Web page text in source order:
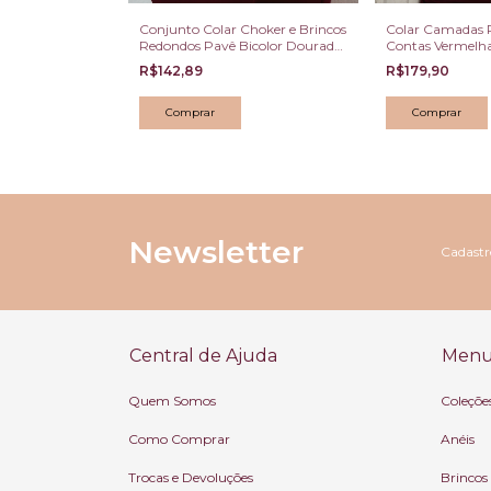
Conjunto Colar Choker e Brincos
Redondos Pavê Bicolor Dourado
e Ródio
R$142,89
Colar Camadas
Contas
R$179,90
Newsletter
Central de Ajuda
Quem Somos
Como Comprar
Trocas e Devoluções
Anéis
Brincos